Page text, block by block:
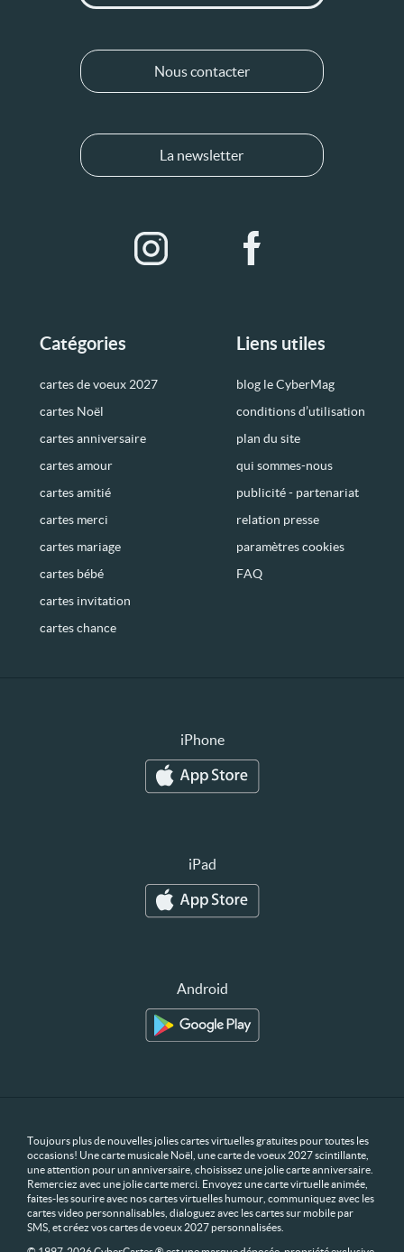
Catégories
cartes de voeux 2027
cartes Noël
cartes anniversaire
cartes amour
cartes amitié
cartes merci
cartes mariage
cartes bébé
cartes invitation
cartes chance
Liens utiles
blog le CyberMag
conditions d’utilisation
plan du site
qui sommes-nous
publicité - partenariat
relation presse
paramètres cookies
FAQ
Nous contacter
La newsletter
iPhone
iPad
Android
Toujours plus de nouvelles jolies cartes virtuelles gratuites pour toutes les
occasions! Une carte musicale Noël, une carte de voeux 2027 scintillante,
une attention pour un anniversaire, choisissez une jolie carte anniversaire.
Remerciez avec une jolie carte merci. Envoyez une carte virtuelle animée,
faites-les sourire avec nos cartes virtuelles humour, communiquez avec les
cartes video personnalisables, dialoguez avec les cartes sur mobile par
SMS, et créez vos cartes de voeux 2027 personnalisées.